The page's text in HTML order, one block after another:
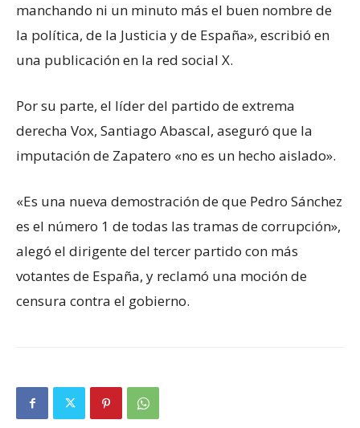
manchando ni un minuto más el buen nombre de
la política, de la Justicia y de España», escribió en
una publicación en la red social X.
Por su parte, el líder del partido de extrema
derecha Vox, Santiago Abascal, aseguró que la
imputación de Zapatero «no es un hecho aislado».
«Es una nueva demostración de que Pedro Sánchez
es el número 1 de todas las tramas de corrupción»,
alegó el dirigente del tercer partido con más
votantes de España, y reclamó una moción de
censura contra el gobierno.